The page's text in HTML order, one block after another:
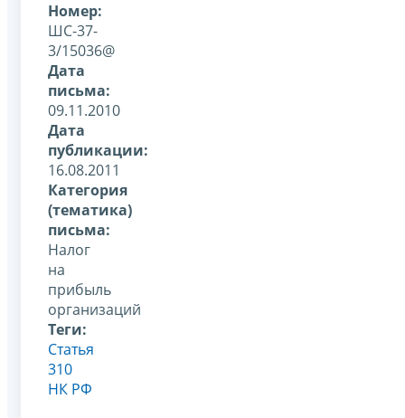
Номер:
ШС-37-
3/15036@
Дата
письма:
09.11.2010
Дата
публикации:
16.08.2011
Категория
(тематика)
письма:
Налог
на
прибыль
организаций
Теги:
Статья
310
НК РФ